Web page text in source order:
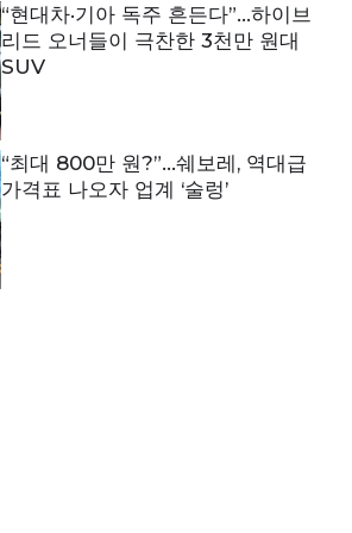
“현대차·기아 독주 흔든다”…하이브
리드 오너들이 극찬한 3천만 원대
SUV
“최대 800만 원?”…쉐보레, 역대급
가격표 나오자 업계 ‘술렁’